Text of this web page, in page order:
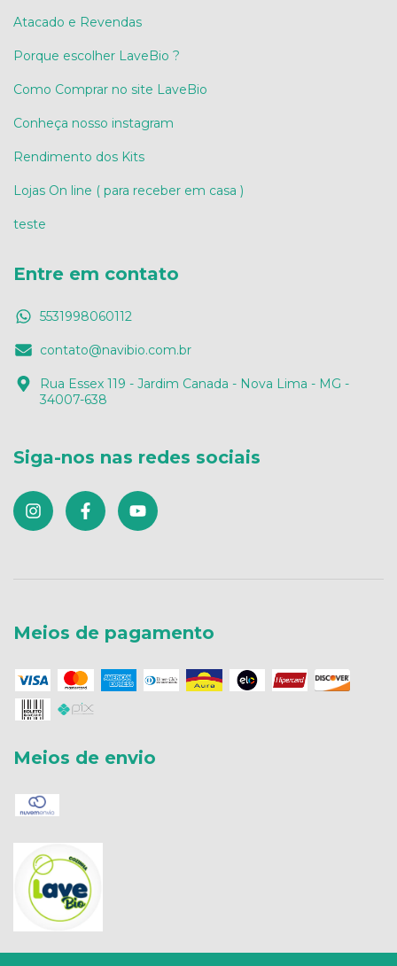
Atacado e Revendas
Porque escolher LaveBio ?
Como Comprar no site LaveBio
Conheça nosso instagram
Rendimento dos Kits
Lojas On line ( para receber em casa )
teste
Entre em contato
5531998060112
contato@navibio.com.br
Rua Essex 119 - Jardim Canada - Nova Lima - MG -
34007-638
Siga-nos nas redes sociais
Meios de pagamento
Meios de envio